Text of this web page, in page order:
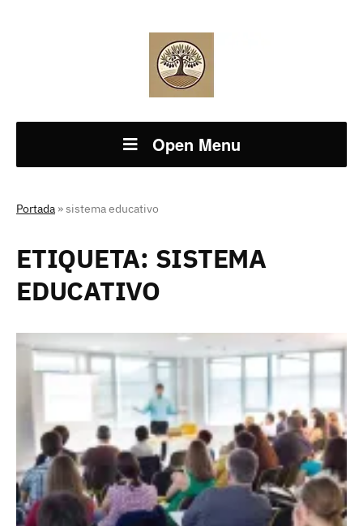
Open Menu
Portada »sistema educativo
ETIQUETA: SISTEMA
EDUCATIVO